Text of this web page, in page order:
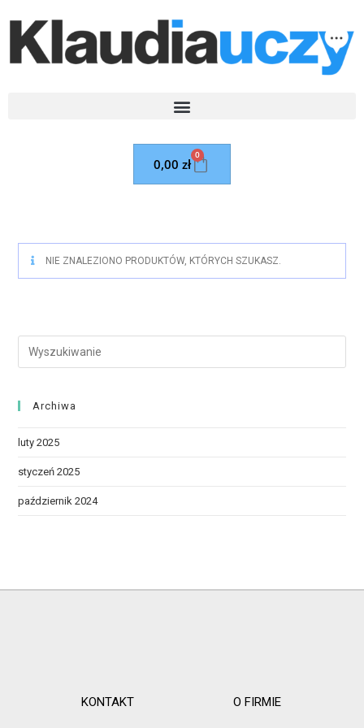
0,00 zł
0
NIE ZNALEZIONO PRODUKTÓW, KTÓRYCH SZUKASZ.
Archiwa
luty 2025
styczeń 2025
październik 2024
KONTAKT O FIRMIE